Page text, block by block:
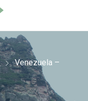
Venezuela –